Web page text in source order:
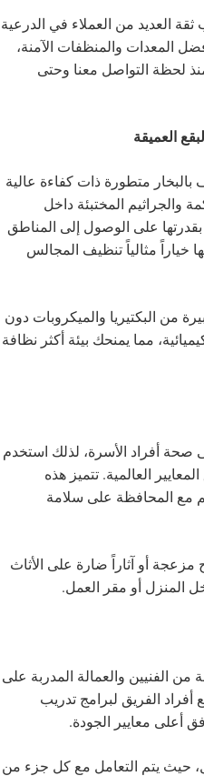
العديد من العملاء في الدرعية
المعدات والمنظفات الآمنة،
لحظة التواصل معنا وحتى
العميقة
متطورة ذات كفاءة عالية
والجراثيم المختبئة داخل
بقدرتها على الوصول إلى المناطق
خياراً مثالياً تنظيف المجالس
من البكتيريا والميكروبات دون
مما يمنحك بيئة أكثر نظافة
صحة أفراد الأسرة، لذلك استخدم
العالمية. تتميز هذه
مع المحافظة على سلامة
مزعجة أو آثاراً ضارة على الأثاث
المنزل أو مقر العمل.
من الفنيين والعمالة المدربة على
الفريق لبرامج تدريب
أعلى معايير الجودة.
حيث يتم التعامل مع كل جزء من